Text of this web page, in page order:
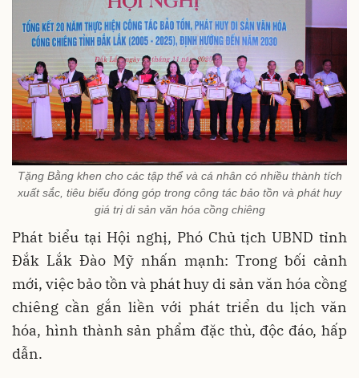
Tặng Bằng khen cho các tập thể và cá nhân có nhiều thành tích
xuất sắc, tiêu biểu đóng góp trong công tác bảo tồn và phát huy
giá trị di sản văn hóa cồng chiêng
Phát biểu tại Hội nghị, Phó Chủ tịch UBND tỉnh
Đắk Lắk Đào Mỹ nhấn mạnh: Trong bối cảnh
mới, việc bảo tồn và phát huy di sản văn hóa cồng
chiêng cần gắn liền với phát triển du lịch văn
hóa, hình thành sản phẩm đặc thù, độc đáo, hấp
dẫn.